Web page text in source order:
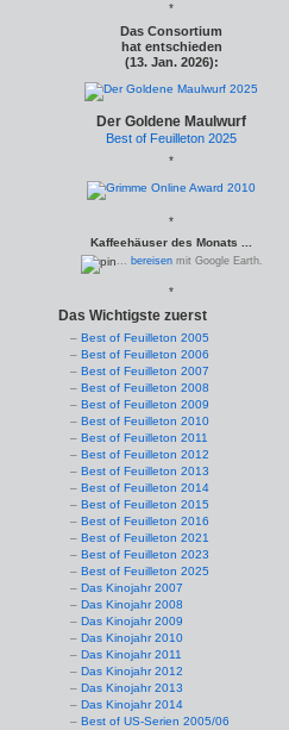
*
Das Consortium
hat entschieden
(13. Jan. 2026):
Der Goldene Maulwurf
Best of Feuilleton 2025
*
*
Kaffeehäuser des Monats ...
... bereisenmit Google Earth.
*
Das Wichtigste zuerst
Best of Feuilleton 2005
Best of Feuilleton 2006
Best of Feuilleton 2007
Best of Feuilleton 2008
Best of Feuilleton 2009
Best of Feuilleton 2010
Best of Feuilleton 2011
Best of Feuilleton 2012
Best of Feuilleton 2013
Best of Feuilleton 2014
Best of Feuilleton 2015
Best of Feuilleton 2016
Best of Feuilleton 2021
Best of Feuilleton 2023
Best of Feuilleton 2025
Das Kinojahr 2007
Das Kinojahr 2008
Das Kinojahr 2009
Das Kinojahr 2010
Das Kinojahr 2011
Das Kinojahr 2012
Das Kinojahr 2013
Das Kinojahr 2014
Best of US-Serien 2005/06